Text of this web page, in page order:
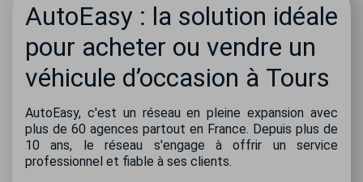
AutoEasy : la solution idéale
pour acheter ou vendre un
véhicule d’occasion à Tours
AutoEasy, c'est un réseau en pleine expansion avec
plus de 60 agences partout en France. Depuis plus de
10 ans, le réseau s'engage à offrir un service
professionnel et fiable à ses clients.